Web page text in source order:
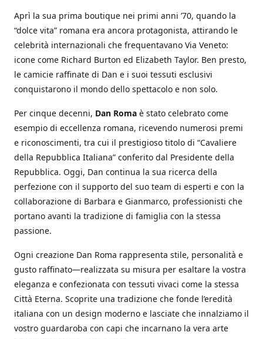
Aprì la sua prima boutique nei primi anni ’70, quando la
“dolce vita” romana era ancora protagonista, attirando le
celebrità internazionali che frequentavano Via Veneto:
icone come Richard Burton ed Elizabeth Taylor. Ben presto,
le camicie raffinate di Dan e i suoi tessuti esclusivi
conquistarono il mondo dello spettacolo e non solo.
Per cinque decenni, Dan Roma è stato celebrato come
esempio di eccellenza romana, ricevendo numerosi premi
e riconoscimenti, tra cui il prestigioso titolo di “Cavaliere
della Repubblica Italiana” conferito dal Presidente della
Repubblica. Oggi, Dan continua la sua ricerca della
perfezione con il supporto del suo team di esperti e con la
collaborazione di Barbara e Gianmarco, professionisti che
portano avanti la tradizione di famiglia con la stessa
passione.
Ogni creazione Dan Roma rappresenta stile, personalità e
gusto raffinato—realizzata su misura per esaltare la vostra
eleganza e confezionata con tessuti vivaci come la stessa
Città Eterna. Scoprite una tradizione che fonde l’eredità
italiana con un design moderno e lasciate che innalziamo il
vostro guardaroba con capi che incarnano la vera arte